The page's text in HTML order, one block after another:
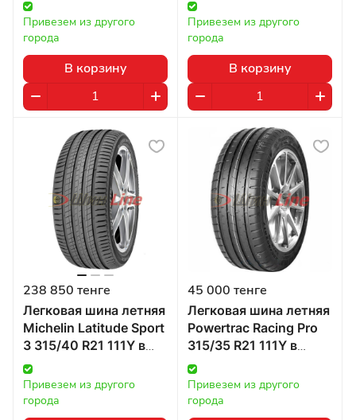
Казахстане
Привезем из другого
города
В корзину
115H в Казахстане
Привезем из другого
города
В корзину
238 850 тенге
Легковая шина летняя
Michelin Latitude Sport
3 315/40 R21 111Y в
Казахстане
Привезем из другого
города
45 000 тенге
Легковая шина летняя
Powertrac Racing Pro
315/35 R21 111Y в
Казахстане
Привезем из другого
города